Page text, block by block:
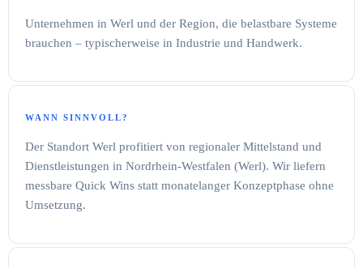
Unternehmen in Werl und der Region, die belastbare Systeme
brauchen – typischerweise in Industrie und Handwerk.
WANN SINNVOLL?
Der Standort Werl profitiert von regionaler Mittelstand und
Dienstleistungen in Nordrhein-Westfalen (Werl). Wir liefern
messbare Quick Wins statt monatelanger Konzeptphase ohne
Umsetzung.